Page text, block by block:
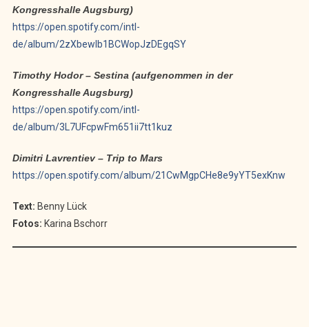
Kongresshalle Augsburg)
https://open.spotify.com/intl-
de/album/2zXbewlb1BCWopJzDEgqSY
Timothy Hodor – Sestina (aufgenommen in der
Kongresshalle Augsburg)
https://open.spotify.com/intl-
de/album/3L7UFcpwFm651ii7tt1kuz
Dimitri Lavrentiev – Trip to Mars
https://open.spotify.com/album/21CwMgpCHe8e9yYT5exKnw
Text: Benny Lück
Fotos: Karina Bschorr